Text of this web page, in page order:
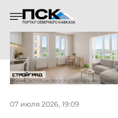
07 июля 2026, 19:09